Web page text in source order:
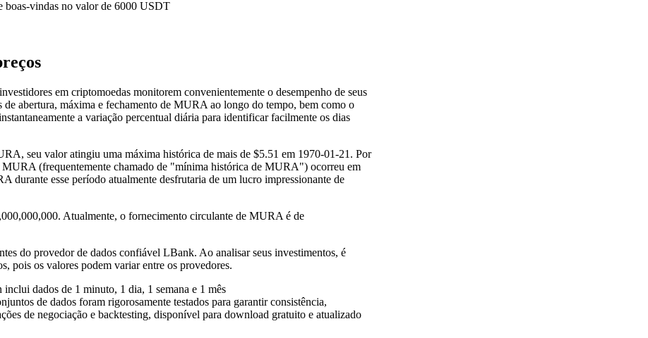
boas-vindas no valor de 6000 USDT
em criptomoedas monitorem convenientemente o desempenho de seus
abertura, máxima e fechamento de MURA ao longo do tempo, bem como o
a variação percentual diária para identificar facilmente os dias
seu valor atingiu uma máxima histórica de mais de $5.51 em 1970-01-21. Por
(frequentemente chamado de "mínima histórica de MURA") ocorreu em
durante esse período atualmente desfrutaria de um lucro impressionante de
Atualmente, o fornecimento circulante de MURA é de
do provedor de dados confiável LBank. Ao analisar seus investimentos, é
pois os valores podem variar entre os provedores.
dados de 1 minuto, 1 dia, 1 semana e 1 mês
de dados foram rigorosamente testados para garantir consistência,
de negociação e backtesting, disponível para download gratuito e atualizado